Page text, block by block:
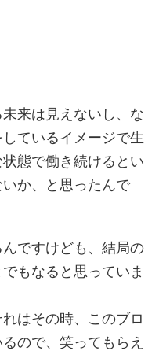
来は見えないし、な
ているイメージで生
態で働き続けるとい
か、と思ったんで
ですけども、結局の
もなると思っていま
はその時、このブロ
ので、笑ってもらえ